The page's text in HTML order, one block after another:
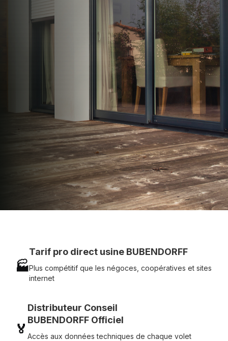
Joachim ?
N2PRO Fermetures est votre référent Distributeur
Conseil BUBENDORFF officiel pour vous
apporter : Tarifs directs usines sans minimum
d'achat - Assistance technique chantier et
service réactif avec simplicité.
07 83 35 69 17
MON DEVIS MOTEUR
Voir tous nos produits
🏭
Tarif pro direct usine BUBENDORFF
Plus compétitif que les négoces, coopératives et sites
internet
🏅
Distributeur Conseil
BUBENDORFF Officiel
Accès aux données techniques de chaque volet